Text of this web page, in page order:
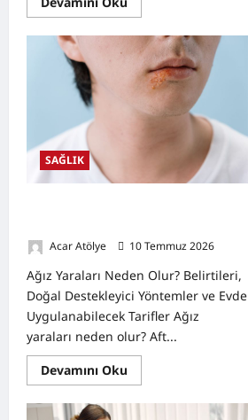
more
Ağız
Kuruluğu
Nedir?
Neden
Olur?
Doğal
Destekleyici
SAĞLIK
Acar Atölye
10 Temmuz 2026
Ağız Yaraları Neden Olur? Belirtileri,
Doğal Destekleyici Yöntemler ve Evde
Uygulanabilecek Tarifler Ağız
yaraları neden olur? Aft...
Devamını Oku
more
Ağız